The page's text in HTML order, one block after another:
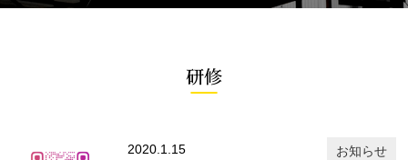
研修
2020.1.15 お知らせ